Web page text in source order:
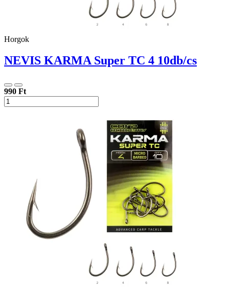
Horgok
NEVIS KARMA Super TC 4 10db/cs
990 Ft